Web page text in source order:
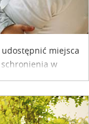
miejsca
schronienia w